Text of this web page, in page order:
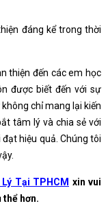
đáng kể trong thời
thiện đến các em học
được biết đến với sự
chỉ mang lại kiến
tâm lý và chia sẻ với
hiệu quả. Chúng tôi
Tại TPHCM xin vui
thể hơn.